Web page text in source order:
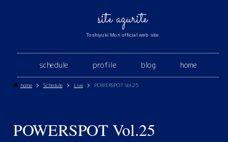
site azurite
Toshiyuki Mori official web site
schedule profile blog home
home Schedule Live POWERSPOT Vol.25
POWERSPOT Vol.25